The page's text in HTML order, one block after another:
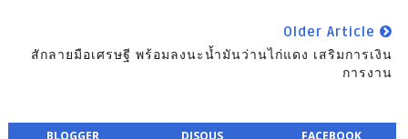
Older Article
สักลายมือเศรษฐี พร้อมลงนะน้ำมันว่านไก่แดง เสริมการเงิน
การงาน
BLOGGER DISQUS FACEBOOK